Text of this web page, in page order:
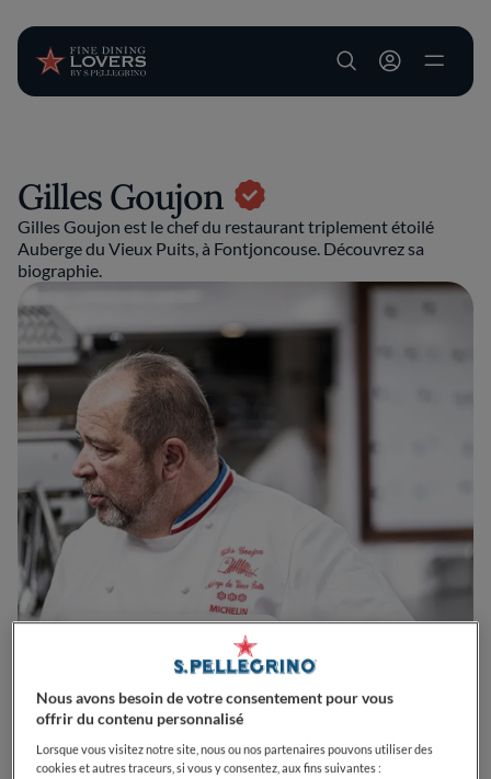
User account
Gilles Goujon
Gilles Goujon est le chef du restaurant triplement étoilé
Auberge du Vieux Puits, à Fontjoncouse. Découvrez sa
biographie.
SUIVRE
Nous avons besoin de votre consentement pour vous
offrir du contenu personnalisé
Lorsque vous visitez notre site, nous ou nos partenaires pouvons utiliser des
cookies et autres traceurs, si vous y consentez, aux fins suivantes :